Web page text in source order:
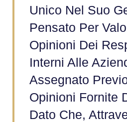
Unico Nel Suo
Pensato Per
Opinioni Dei
Interni Alle
Assegnato
Opinioni Fornite
Dato Che,